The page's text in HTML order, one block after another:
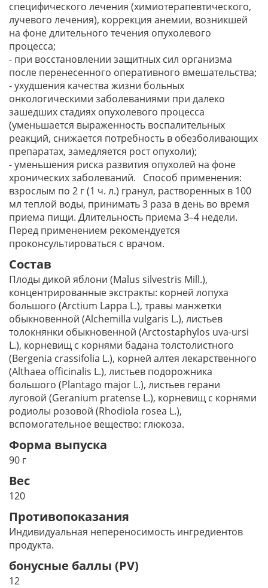
специфического лечения (химиотерапевтического,
лучевого лечения), коррекция анемии, возникшей
на фоне длительного течения опухолевого
процесса;
- при восстановлении защитных сил организма
после перенесенного оперативного вмешательства;
- ухудшения качества жизни больных
онкологическими заболеваниями при далеко
зашедших стадиях опухолевого процесса
(уменьшается выраженность воспалительных
реакций, снижается потребность в обезболивающих
препаратах, замедляется рост опухоли);
- уменьшения риска развития опухолей на фоне
хронических заболеваний. Способ применения:
взрослым по 2 г (1 ч. л.) гранул, растворенных в 100
мл теплой воды, принимать 3 раза в день во время
приема пищи. Длительность приема 3–4 недели.
Перед применением рекомендуется
проконсультироваться с врачом.
Состав
Плоды дикой яблони (Malus silvestris Мill.),
концентрированные экстракты: корней лопуха
большого (Arctium Lappa L.), травы манжетки
обыкновенной (Alchemilla vulgaris L.), листьев
толокнянки обыкновенной (Arctostaphylos uva-ursi
L.), корневищ с корнями бадана толстолистного
(Bergenia crassifolia L.), корней алтея лекарственного
(Althaea officinalis L.), листьев подорожника
большого (Plantago major L.), листьев герани
луговой (Geranium pratense L.), корневищ с корнями
родиолы розовой (Rhodiola rosea L.),
вспомогательное вещество: глюкоза.
Форма выпуска
90 г
Вес
120
Противопоказания
Индивидуальная непереносимость ингредиентов
продукта.
бонусные баллы (PV)
12